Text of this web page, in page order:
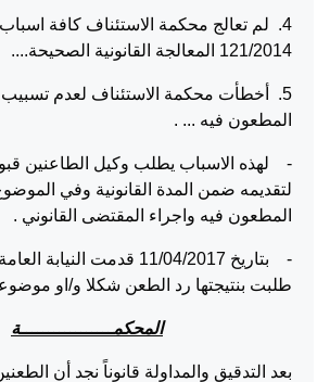
4. لم تعالج محكمة الاستئناف كافة
121/2014 المعالجة القانونية الصحيحة....
5. أخطأت محكمة الاستئناف لعدم تسبيب
المطعون فيه ... .
- لهذه الاسباب يطلب وكيل الطاعنين
لتقديمه ضمن المدة القانونية وفي
المطعون فيه واجراء المقتضى القانوني .
- بتاريخ 11/04/2017 قدمت
طلبت بنتيجتها رد الطعن شكلا و/او
المحكمـــــــــــــــــة
بعد التدقيق والمداولة قانوناً نجد أن